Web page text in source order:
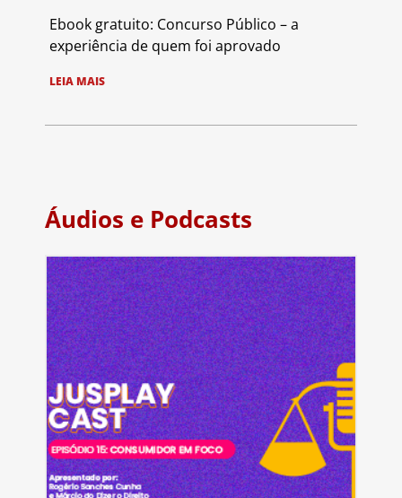
Ebook gratuito: Concurso Público – a
experiência de quem foi aprovado
LEIA MAIS
Áudios e Podcasts